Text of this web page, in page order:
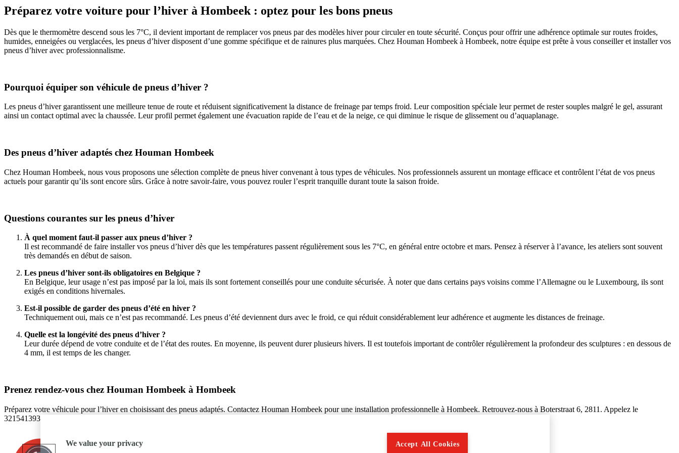
Préparez votre voiture pour l’hiver à Hombeek : optez pour les bons pneus
Dès que le thermomètre descend sous les 7°C, il devient important de remplacer vos pneus par des modèles hiver pour circuler en toute sécurité. Conçus pour offrir une adhérence optimale sur routes froides,
humides, enneigées ou verglacées, les pneus d’hiver disposent d’une gomme spécifique et de rainures plus marquées. Chez Houman Hombeek à Hombeek, notre équipe est prête à vous conseiller et installer vos
pneus d’hiver avec professionnalisme.
Pourquoi équiper son véhicule de pneus d’hiver ?
Les pneus d’hiver garantissent une meilleure tenue de route et réduisent significativement la distance de freinage par temps froid. Leur composition spéciale leur permet de rester souples malgré le gel, assurant
ainsi un contact optimal avec la chaussée. Leur profil permet également une évacuation rapide de l’eau et de la neige, ce qui diminue le risque de glissement ou d’aquaplanage.
Des pneus d’hiver adaptés chez Houman Hombeek
Chez Houman Hombeek, nous vous proposons une sélection complète de pneus hiver convenant à tous types de véhicules. Nos professionnels assurent un montage efficace et contrôlent l’état de vos pneus
actuels pour garantir qu’ils sont encore sûrs. Grâce à notre savoir-faire, vous pouvez rouler l’esprit tranquille durant toute la saison froide.
Questions courantes sur les pneus d’hiver
À quel moment faut-il passer aux pneus d’hiver ?
Il est recommandé de faire installer vos pneus d’hiver dès que les températures passent régulièrement sous les 7°C, en général entre octobre et mars. Pensez à réserver à l’avance, les ateliers sont souvent
très demandés en début de saison.
Les pneus d’hiver sont-ils obligatoires en Belgique ?
En Belgique, leur usage n’est pas imposé par la loi, mais ils sont fortement conseillés pour une conduite sécurisée. À noter que dans certains pays voisins comme l’Allemagne ou le Luxembourg, ils sont
exigés en conditions hivernales.
Est-il possible de garder des pneus d’été en hiver ?
Techniquement oui, mais ce n’est pas recommandé. Les pneus d’été deviennent durs avec le froid, ce qui réduit considérablement leur adhérence et augmente les distances de freinage.
Quelle est la longévité des pneus d’hiver ?
Leur durée dépend de votre conduite et de l’état des routes. En moyenne, ils peuvent durer plusieurs hivers. Il est toutefois important de contrôler régulièrement la profondeur des sculptures : en dessous de
4 mm, il est temps de les changer.
Prenez rendez-vous chez Houman Hombeek à Hombeek
Préparez votre véhicule pour l’hiver en choisissant des pneus adaptés. Contactez Houman Hombeek pour une installation professionnelle à Hombeek. Retrouvez-nous à Boterstraat 6, 2811. Appelez le
3215413939 ou envoyez un message à info@houman.be pour plus d’informations ou pour réserver un créneau.
We value your privacy Accept All Cookies